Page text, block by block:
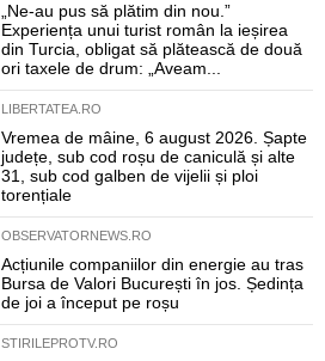
„Ne-au pus să plătim din nou.”
Experiența unui turist român la ieșirea
din Turcia, obligat să plătească de două
ori taxele de drum: „Aveam...
LIBERTATEA.RO
Vremea de mâine, 6 august 2026. Șapte
județe, sub cod roșu de caniculă și alte
31, sub cod galben de vijelii și ploi
torențiale
OBSERVATORNEWS.RO
Acțiunile companiilor din energie au tras
Bursa de Valori București în jos. Ședința
de joi a început pe roșu
STIRILEPROTV.RO